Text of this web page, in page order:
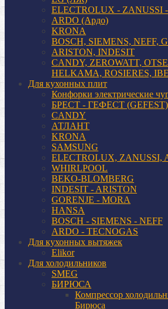
ELECTROLUX - ZANUSSI
ARDO (Ардо)
KRONA
BOSCH, SIEMENS, NEFF,
ARISTON, INDESIT
CANDY, ZEROWATT,
HELKAMA, ROSIERES,
Для кухонных плит
Конфорки электрические
БРЕСТ - ГЕФЕСТ (GEFEST)
CANDY
АТЛАНТ
KRONA
SAMSUNG
ELECTROLUX, ZANUSSI,
WHIRLPOOL
BEKO-BLOMBERG
INDESIT - ARISTON
GORENJE - MORA
HANSA
BOSCH - SIEMENS - NEFF
ARDO - TECNOGAS
Для кухонных вытяжек
Elikor
Для холодильников
SMEG
БИРЮСА
Компрессор
Бирюса